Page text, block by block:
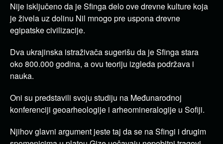
Nije isključeno da je Sfinga delo ove drevne kulture koja
je živela uz dolinu Nil mnogo pre uspona drevne
egipatske civilizacije.
Dva ukrajinska istraživača sugerišu da je Sfinga stara
oko 800.000 godina, a ovu teoriju izgleda podržava i
nauka.
Oni su predstavili svoju studiju na Međunarodnoj
konferenciji geoarheologije i arheomineralogije u Sofiji.
Njihov glavni argument jeste taj da se na Sfingi i drugim